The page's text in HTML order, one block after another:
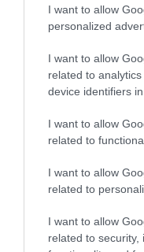
I want to allow
personalized
I want to allow
related to
device identifiers in
I want to allow
related to
I want to allow
related to
I want to allow
related to security,
06.02.2026
ΕΠΙΧΕΙΡΗΣΕΙΣ